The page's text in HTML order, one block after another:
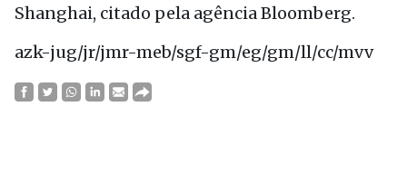
Shanghai, citado pela agência Bloomberg.
azk-jug/jr/jmr-meb/sgf-gm/eg/gm/ll/cc/mvv